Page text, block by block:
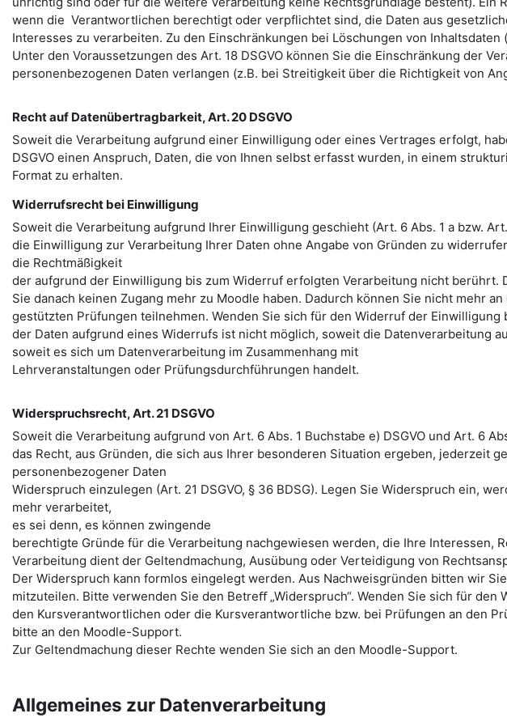
wenn die Verantwortlichen berechtigt oder verpflichtet sind, die Daten aus
Interesses zu verarbeiten. Zu den Einschränkungen bei Löschungen von Inhaltsdaten
Unter den Voraussetzungen des Art. 18 DSGVO können Sie die Einschränkung der
personenbezogenen Daten verlangen (z.B. bei Streitigkeit über die Richtigkeit von
Recht auf Datenübertragbarkeit, Art. 20 DSGVO
Soweit die Verarbeitung aufgrund einer Einwilligung oder eines Vertrages erfolgt,
DSGVO einen Anspruch, Daten, die von Ihnen selbst erfasst wurden, in einem
Format zu erhalten.
Widerrufsrecht bei Einwilligung
Soweit die Verarbeitung aufgrund Ihrer Einwilligung geschieht (Art. 6 Abs. 1 a bzw.
die Einwilligung zur Verarbeitung Ihrer Daten ohne Angabe von Gründen zu
die Rechtmäßigkeit
der aufgrund der Einwilligung bis zum Widerruf erfolgten Verarbeitung nicht berührt.
Sie danach keinen Zugang mehr zu Moodle haben. Dadurch können Sie nicht mehr
gestützten Prüfungen teilnehmen. Wenden Sie sich für den Widerruf der
der Daten aufgrund eines Widerrufs ist nicht möglich, soweit die Datenverarbeitung
soweit es sich um Datenverarbeitung im Zusammenhang mit
Lehrveranstaltungen oder Prüfungsdurchführungen handelt.
Widerspruchsrecht, Art. 21 DSGVO
Soweit die Verarbeitung aufgrund von Art. 6 Abs. 1 Buchstabe e) DSGVO und Art. 6
das Recht, aus Gründen, die sich aus Ihrer besonderen Situation ergeben, jederzeit
personenbezogener Daten
Widerspruch einzulegen (Art. 21 DSGVO, § 36 BDSG). Legen Sie Widerspruch ein,
mehr verarbeitet,
es sei denn, es können zwingende
berechtigte Gründe für die Verarbeitung nachgewiesen werden, die Ihre Interessen,
Verarbeitung dient der Geltendmachung, Ausübung oder Verteidigung von
Der Widerspruch kann formlos eingelegt werden. Aus Nachweisgründen bitten wir
mitzuteilen. Bitte verwenden Sie den Betreﬀ „Widerspruch“. Wenden Sie sich für
den Kursverantwortlichen oder die Kursverantwortliche bzw. bei Prüfungen an den
bitte an den Moodle-Support.
Zur Geltendmachung dieser Rechte wenden Sie sich an den Moodle-Support.
Allgemeines zur Datenverarbeitung